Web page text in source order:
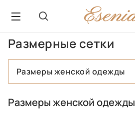
Размерные сетки
Размеры женской одежды
Размеры женской одежды